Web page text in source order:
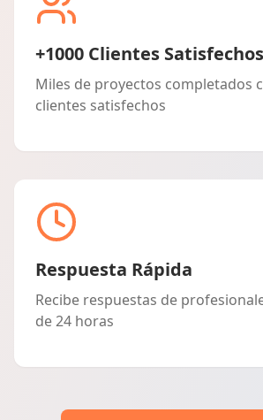
+1000 Clientes Satisfechos
Miles de proyectos completados
clientes satisfechos
Respuesta Rápida
Recibe respuestas de
de 24 horas